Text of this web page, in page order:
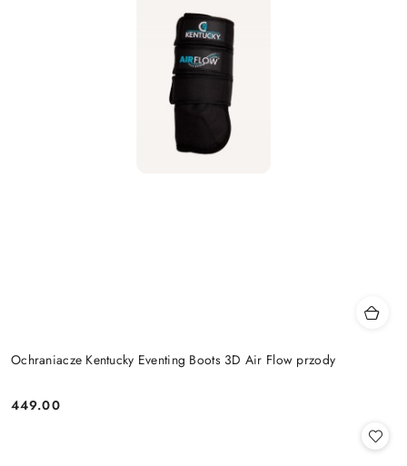
Ochraniacze Kentucky Eventing Boots 3D Air Flow przody
Cena:
449.00